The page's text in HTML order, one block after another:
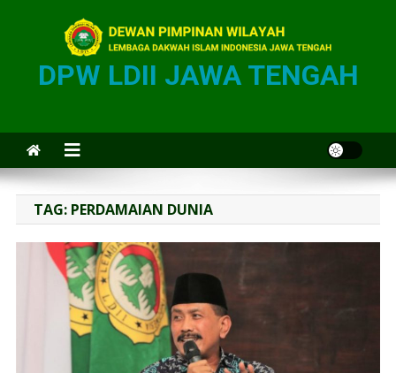
DPW LDII JAWA TENGAH
TAG: PERDAMAIAN DUNIA